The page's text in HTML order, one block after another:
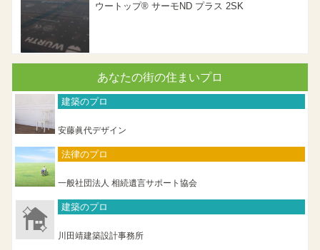
ウートップ® サーモND プラス 2SK
あなたの街の住まいプロ
建築のプロ
安藤眞代デザイン
法律のプロ
一般社団法人 相続遺言サポート協会
建築のプロ
川田靖建築設計事務所